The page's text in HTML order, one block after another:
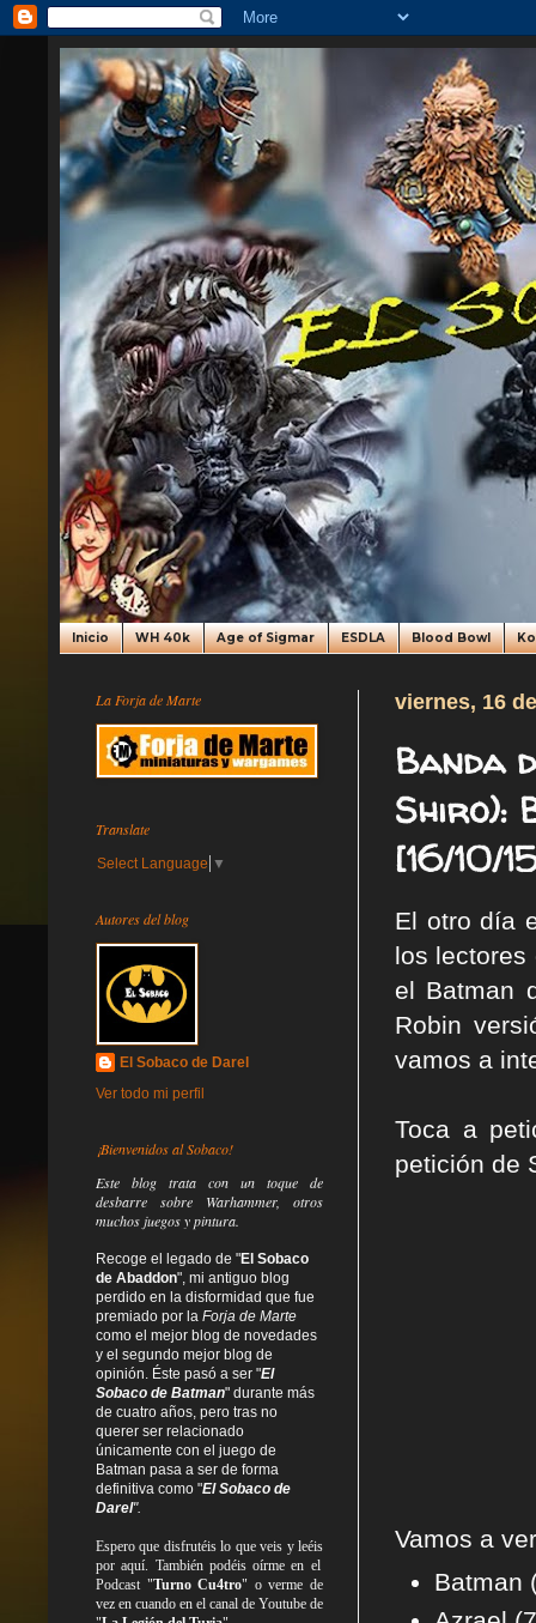
Inicio WH 40k Age of Sigmar ESDLA Blood Bowl
viernes, 16
Banda
Shiro):
[16/10/
El otro día
los lectores
el Batman
Robin
vamos a
Toca a
petición de
Vamos a
Batman
La Forja de Marte
Translate
Select Language ▼
Autores del blog
El Sobaco de Darel
Ver todo mi perfil
¡Bienvenidos al Sobaco!
Este blog trata con un toque de
desbarre sobre Warhammer, otros
muchos juegos y pintura.
Recoge el legado de "El Sobaco
de Abaddon", mi antiguo blog
perdido en la disformidad que fue
premiado por la Forja de Marte
como el mejor blog de novedades
y el segundo mejor blog de
opinión. Éste pasó a ser "El
Sobaco de Batman" durante más
de cuatro años, pero tras no
querer ser relacionado
únicamente con el juego de
Batman pasa a ser de forma
definitiva como "El Sobaco de
Darel".
Espero que disfrutéis lo queveis yleéis
por aquí. También podéis oírme en el
Podcast "Turno Cu4tro" o verme de
vez en cuando en el canal de Youtube de